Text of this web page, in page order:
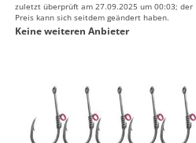
zuletzt überprüft am 27.09.2025 um 00:03; der
Preis kann sich seitdem geändert haben.
Keine weiteren Anbieter